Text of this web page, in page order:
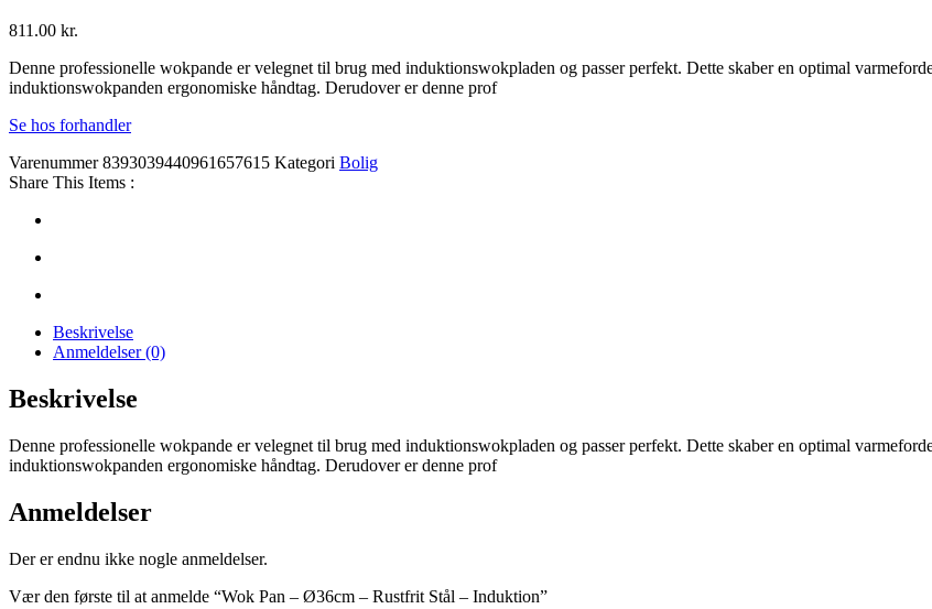
811.00 kr.
Denne professionelle wokpande er velegnet til brug med induktionswokpladen og passer perfekt. Dette skaber en optimal
induktionswokpanden ergonomiske håndtag. Derudover er denne prof
Se hos forhandler
Varenummer8393039440961657615 Kategori Bolig
Share This Items :
Beskrivelse
Anmeldelser (0)
Beskrivelse
Denne professionelle wokpande er velegnet til brug med induktionswokpladen og passer perfekt. Dette skaber en optimal
induktionswokpanden ergonomiske håndtag. Derudover er denne prof
Anmeldelser
Der er endnu ikke nogle anmeldelser.
Vær den første til at anmelde “Wok Pan – Ø36cm – Rustfrit Stål – Induktion”